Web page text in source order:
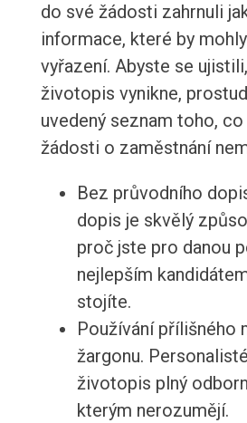
do své žádosti zahrnuli
informace, které by
vyřazení. Abyste se
životopis vynikne,
uvedený seznam toho,
žádosti o zaměstnání
Bez průvodního
dopis je skvělý
proč jste pro danou
nejlepším
stojíte.
Používání přílišného
žargonu.
životopis plný
kterým nerozumějí.